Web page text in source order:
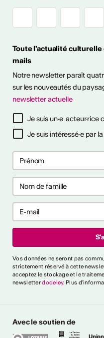
2024/2025
Toute l'actualité
mails
Notre newsletter paraît
sur les nouveautés du
newsletter actuelle
Je suis un·e acteur·rice
Je suis intéressé·e par
Vos données ne seront pas
strictement réservé à cette
acceptez le stockage et le
newsletterdodeley. Plus
Avec le soutien de